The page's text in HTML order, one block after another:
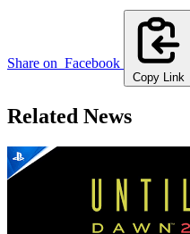
Share on Facebook
Copy Link
Related News